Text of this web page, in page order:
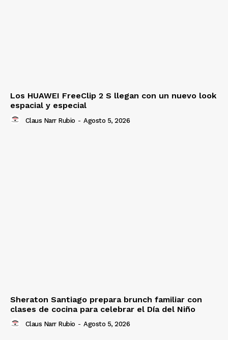
Los HUAWEI FreeClip 2 S llegan con un nuevo look
espacial y especial
Claus Narr Rubio - Agosto 5, 2026
Sheraton Santiago prepara brunch familiar con
clases de cocina para celebrar el Día del Niño
Claus Narr Rubio - Agosto 5, 2026